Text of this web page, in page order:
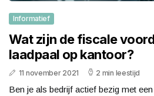
Informatief
Wat zijn de fiscale
laadpaal op kantoor?
11 november 2021 2 min leestijd
Ben je als bedrijf actief bezig met